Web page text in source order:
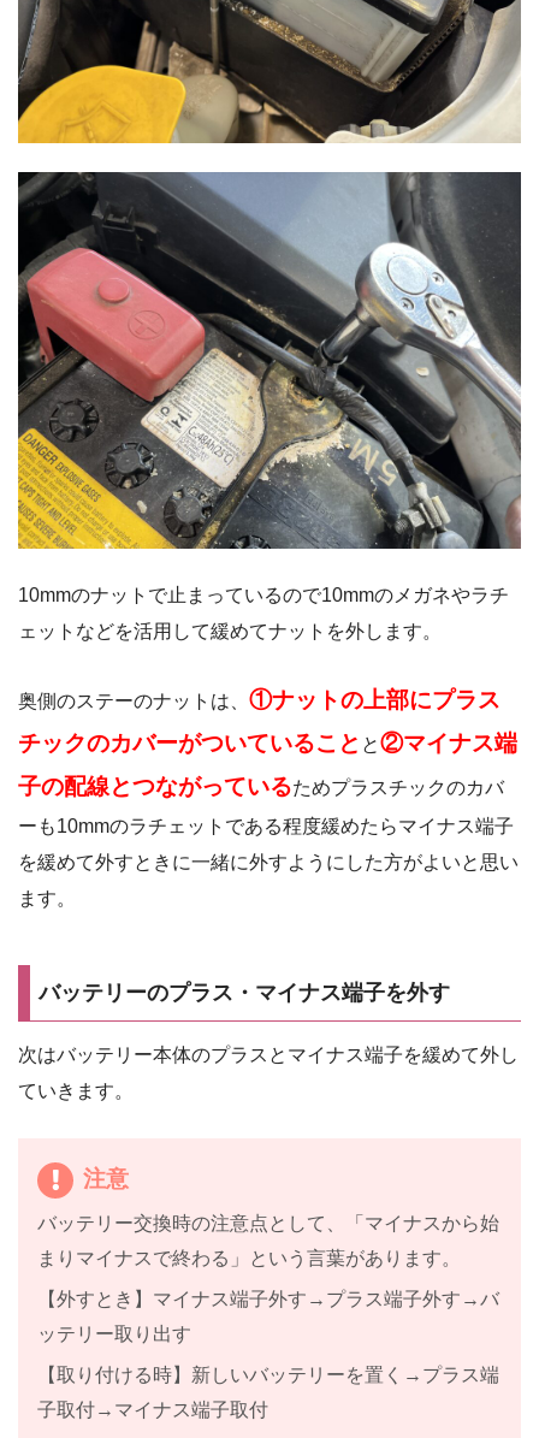
10mmのナットで止まっているので10mmのメガネやラチ
ェットなどを活用して緩めてナットを外します。
奥側のステーのナットは、 ①ナットの上部にプラス
チックのカバーがついていること と②マイナス端
子の配線とつながっているためプラスチックのカバ
ーも10mmのラチェットである程度緩めたらマイナス端子
を緩めて外すときに一緒に外すようにした方がよいと思い
ます。
バッテリーのプラス・マイナス端子を外す
次はバッテリー本体のプラスとマイナス端子を緩めて外し
ていきます。
注意
バッテリー交換時の注意点として、「マイナスから始
まりマイナスで終わる」という言葉があります。
【外すとき】マイナス端子外す→プラス端子外す→バ
ッテリー取り出す
【取り付ける時】新しいバッテリーを置く→プラス端
子取付→マイナス端子取付